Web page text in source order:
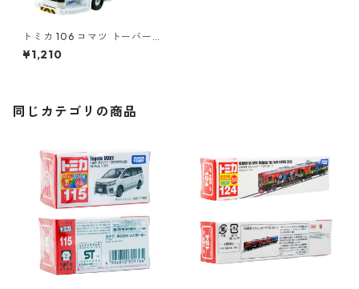
トミカ 106 コマツ トーバーレ
ストラクター WZ4000 #104
39004
¥1,210
同じカテゴリの商品